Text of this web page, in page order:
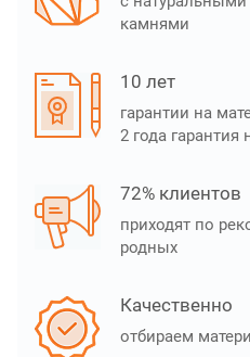
камнями
10 лет
гарантии на
2 года гарантия
72% клиентов
приходят по
родных
Качественно
отбираем